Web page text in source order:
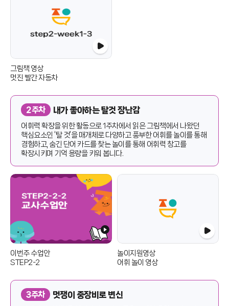
그림책 영상
멋진 빨간 자동차
2주차 내가 좋아하는 탈것 장난감
어휘력 확장을 위한 활동으로 1주차에서 읽은 그림책에서 나왔던
핵심요소인 ‘탈 것’을 매개체로 다양하고 풍부한 어휘를 놀이를 통해
경험하고, 숨긴 단어 카드를 찾는 놀이를 통해 어휘력 창고를
확장시키며 기억 용량을 키워 봅니다.
이번주 수업안
STEP2-2
놀이지원영상
어휘 놀이 영상
3주차 멋쟁이 중장비로 변신